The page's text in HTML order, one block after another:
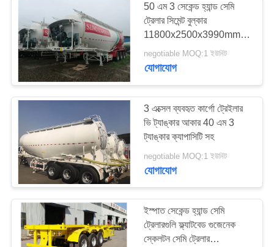
করুন
উদ্ধৃতির
জন্য
আবেদন
সাইট
ম্যাপ
গোপনীয়তা
নীতি
50 এম 3 সেকেন্ড হ্যান্ড সেমি
ট্রেলার সিমেন্ট বুল্কার
11800x2500x3990mm
negotiable MOQ:1 ইউনিট
যোগাযোগ
3 এক্সেল ব্যবহৃত কার্গো ট্রেইলার
ভি ট্যাঙ্কার আকার 40 এম 3
ট্যাঙ্কার ক্যাপাসিটি সহ
negotiable MOQ:1 ইউনিট
যোগাযোগ
ইস্পাত সেকেন্ড হ্যান্ড সেমি
ট্রেলারগুলি ফ্ল্যাটবেড গুজেনেক
স্কেলটন সেমি ট্রেলার